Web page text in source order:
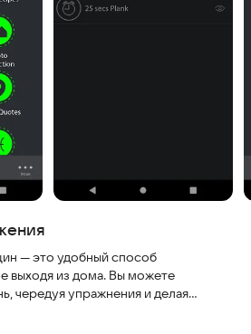
— это удобный способ
выходя из дома. Вы можете
чередуя упражнения и делая
требует специального